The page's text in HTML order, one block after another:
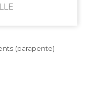
(parapente)